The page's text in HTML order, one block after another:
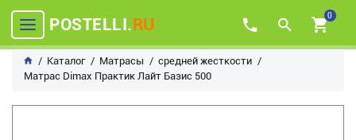
POSTELLI.RU 0
Каталог Матрасы
средней жесткости
Матрас Dimax Практик Лайт Базис 500